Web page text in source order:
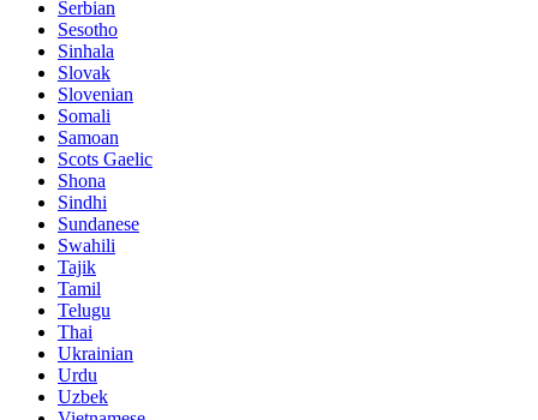
Serbian
Sesotho
Sinhala
Slovak
Slovenian
Somali
Samoan
Scots Gaelic
Shona
Sindhi
Sundanese
Swahili
Tajik
Tamil
Telugu
Thai
Ukrainian
Urdu
Uzbek